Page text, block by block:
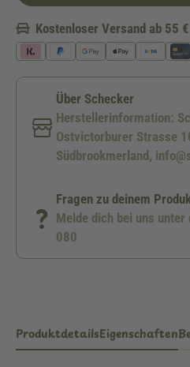
Kostenloser Versand ab 55 €
Über Schecker
Herstellerinformation:
Ostvictorburer Strasse
Südbrookmerland,
Fragen zu deinem
Melde dich bei uns
080
ProduktdetailsEigenschaften